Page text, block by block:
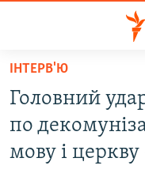
Перейти
основного
матеріалу
до
ВІДЕО ТА ФОТО
ІНТЕРВ'Ю
Головний
по
мову і